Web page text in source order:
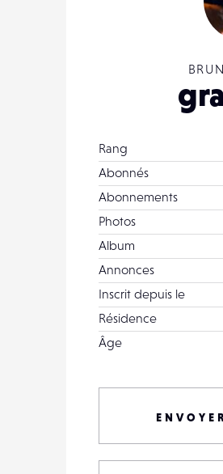
Rang
Abonnés
Abonnements
Photos
Album
Annonces
Inscrit depuis le
Résidence
Âge